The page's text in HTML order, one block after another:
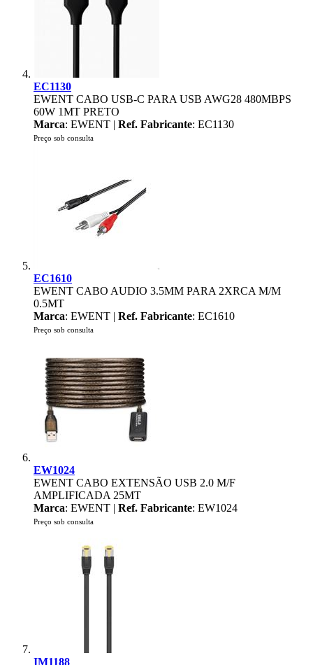
EC1130
EWENT CABO USB-C PARA USB AWG28 480MBPS
60W 1MT PRETO
Marca: EWENT | Ref. Fabricante: EC1130
Preço sob consulta
EC1610
EWENT CABO AUDIO 3.5MM PARA 2XRCA M/M
0.5MT
Marca: EWENT | Ref. Fabricante: EC1610
Preço sob consulta
EW1024
EWENT CABO EXTENSÃO USB 2.0 M/F
AMPLIFICADA 25MT
Marca: EWENT | Ref. Fabricante: EW1024
Preço sob consulta
IM1188